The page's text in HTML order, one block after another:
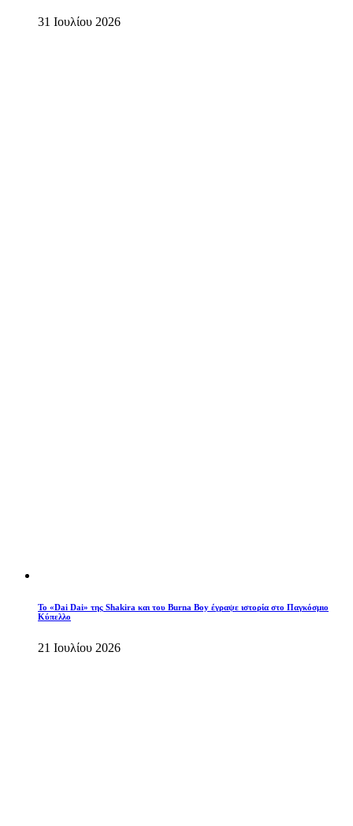
31 Ιουλίου 2026
To «Dai Dai» της Shakira και του Burna Boy έγραψε ιστορία στο Παγκόσμιο
Κύπελλο
21 Ιουλίου 2026